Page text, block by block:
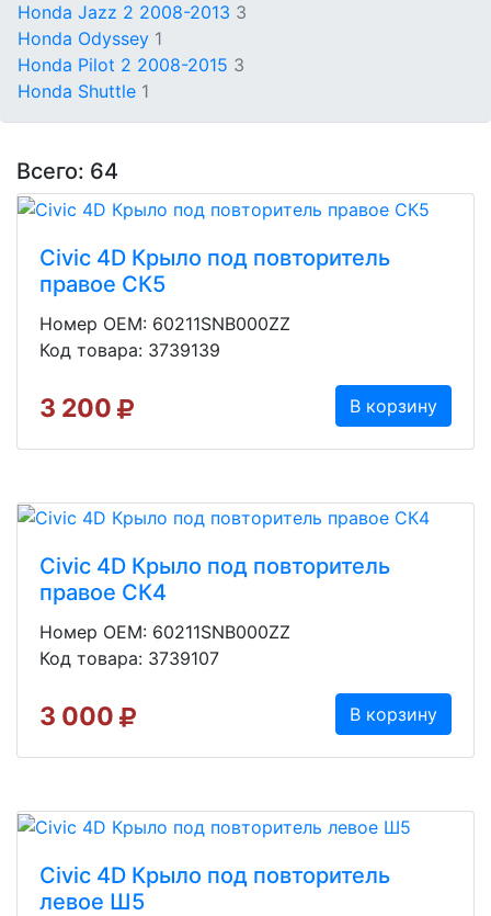
Honda Jazz 2 2008-2013 3
Honda Odyssey 1
Honda Pilot 2 2008-2015 3
Honda Shuttle 1
Всего: 64
Civic 4D Крыло под повторитель
правое СК5
Номер OEM: 60211SNB000ZZ
Код товара: 3739139
3 200 В корзину
Civic 4D Крыло под повторитель
правое СК4
Номер OEM: 60211SNB000ZZ
Код товара: 3739107
3 000 В корзину
Civic 4D Крыло под повторитель
левое Ш5